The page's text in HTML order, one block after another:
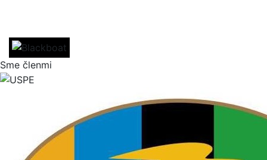
Sme členmi